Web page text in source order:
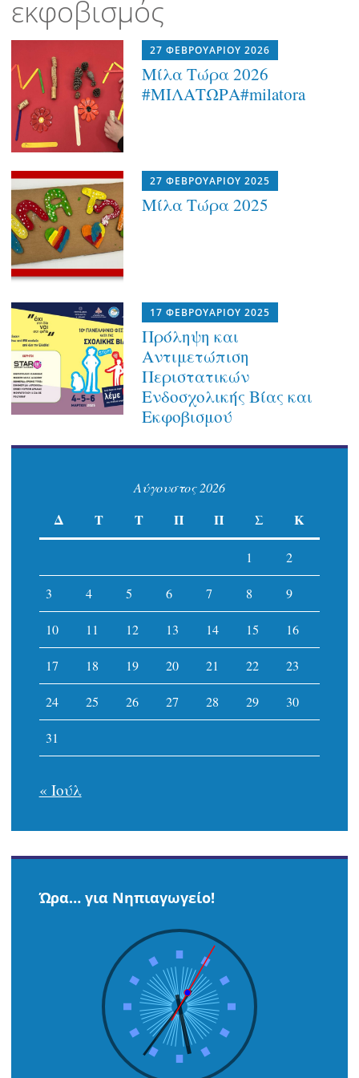
εκφοβισμός
27 ΦΕΒΡΟΥΑΡΊΟΥ 2026
Μίλα Τώρα 2026
#ΜΙΛΑΤΩΡΑ#milatora
27 ΦΕΒΡΟΥΑΡΊΟΥ 2025
Μίλα Τώρα 2025
17 ΦΕΒΡΟΥΑΡΊΟΥ 2025
Πρόληψη και
Αντιμετώπιση
Περιστατικών
Ενδοσχολικής Βίας και
Εκφοβισμού
Αύγουστος 2026
Δ Τ Τ Π Π Σ Κ
1 2
3 4 5 6 7 8 9
10 11 12 13 14 15 16
17 18 19 20 21 22 23
24 25 26 27 28 29 30
31
« Ιούλ
Ώρα… για Νηπιαγωγείο!